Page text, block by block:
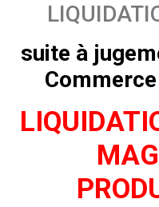
suite à
Commerce